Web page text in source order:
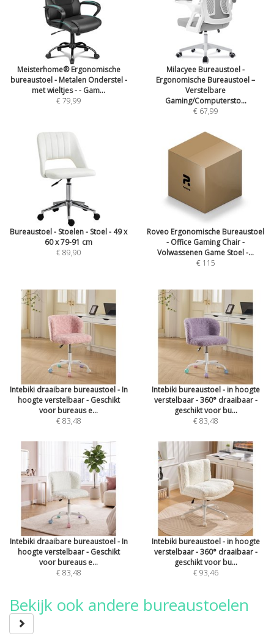
Meisterhome® Ergonomische
bureaustoel - Metalen Onderstel -
met wieltjes - - Gam...
€ 79,99
Milacyee Bureaustoel -
Ergonomische Bureaustoel –
Verstelbare
Gaming/Computersto...
€ 67,99
Bureaustoel - Stoelen - Stoel - 49 x
60 x 79-91 cm
€ 89,90
Roveo Ergonomische Bureaustoel
- Office Gaming Chair -
Volwassenen Game Stoel -...
€ 115
Intebiki draaibare bureaustoel - In
hoogte verstelbaar - Geschikt
voor bureaus e...
€ 83,48
Intebiki bureaustoel - in hoogte
verstelbaar - 360° draaibaar -
geschikt voor bu...
€ 83,48
Intebiki draaibare bureaustoel - In
hoogte verstelbaar - Geschikt
voor bureaus e...
€ 83,48
Intebiki bureaustoel - in hoogte
verstelbaar - 360° draaibaar -
geschikt voor bu...
€ 93,46
Bekijk ook andere bureaustoelen